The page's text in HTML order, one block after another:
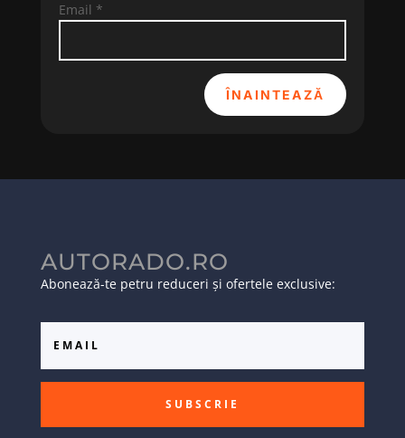
Email *
ÎNAINTEAZĂ
AUTORADO.RO
Abonează-te petru reduceri și ofertele exclusive:
SUBSCRIE